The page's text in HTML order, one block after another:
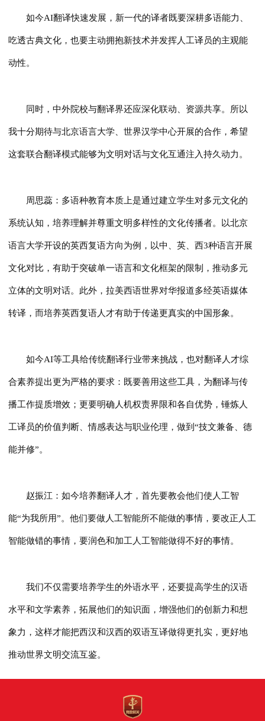
如今AI翻译快速发展，新一代的译者既要深耕多语能力、
吃透古典文化，也要主动拥抱新技术并发挥人工译员的主观能
动性。
同时，中外院校与翻译界还应深化联动、资源共享。所以
我十分期待与北京语言大学、世界汉学中心开展的合作，希望
这套联合翻译模式能够为文明对话与文化互通注入持久动力。
周思蕊：多语种教育本质上是通过建立学生对多元文化的
系统认知，培养理解并尊重文明多样性的文化传播者。以北京
语言大学开设的英西复语方向为例，以中、英、西3种语言开展
文化对比，有助于突破单一语言和文化框架的限制，推动多元
立体的文明对话。此外，拉美西语世界对华报道多经英语媒体
转译，而培养英西复语人才有助于传递更真实的中国形象。
如今AI等工具给传统翻译行业带来挑战，也对翻译人才综
合素养提出更为严格的要求：既要善用这些工具，为翻译与传
播工作提质增效；更要明确人机权责界限和各自优势，锤炼人
工译员的价值判断、情感表达与职业伦理，做到“技文兼备、德
能并修”。
赵振江：如今培养翻译人才，首先要教会他们使人工智
能“为我所用”。他们要做人工智能所不能做的事情，要改正人工
智能做错的事情，要润色和加工人工智能做得不好的事情。
我们不仅需要培养学生的外语水平，还要提高学生的汉语
水平和文学素养，拓展他们的知识面，增强他们的创新力和想
象力，这样才能把西汉和汉西的双语互译做得更扎实，更好地
推动世界文明交流互鉴。